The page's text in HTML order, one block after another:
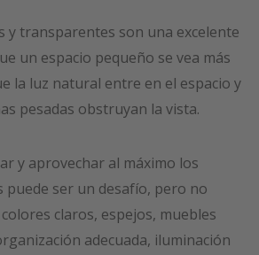
y transparentes son una excelente
un espacio pequeño se vea más
la luz natural entre en el espacio y
pesadas obstruyan la vista.
y aprovechar al máximo los
puede ser un desafío, pero no
claros, espejos, muebles
adecuada, iluminación